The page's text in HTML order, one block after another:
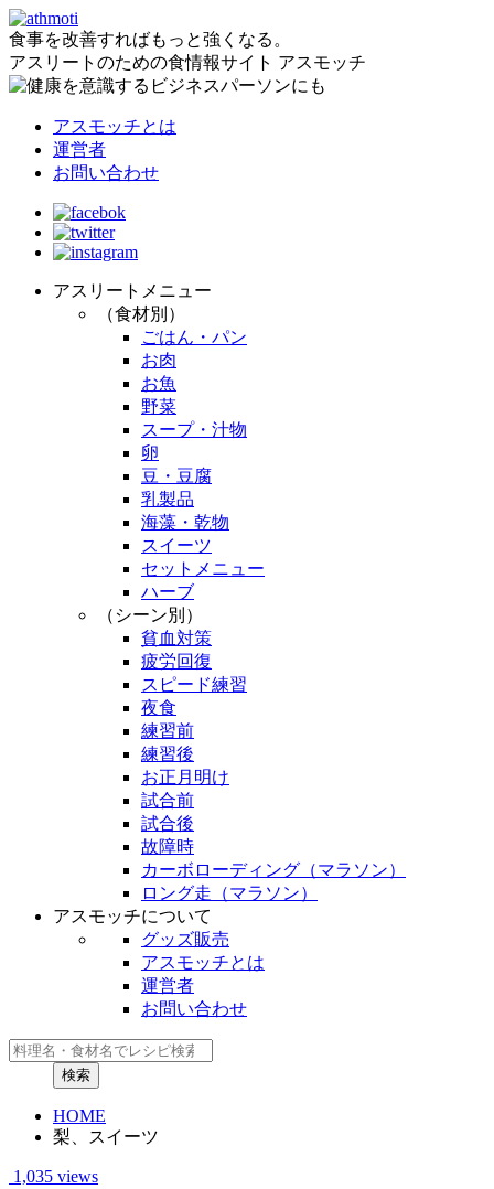
食事を改善すればもっと強くなる。
アスリートのための食情報サイト アスモッチ
アスモッチとは
運営者
お問い合わせ
アスリートメニュー
（食材別）
ごはん・パン
お肉
お魚
野菜
スープ・汁物
卵
豆・豆腐
乳製品
海藻・乾物
スイーツ
セットメニュー
ハーブ
（シーン別）
貧血対策
疲労回復
スピード練習
夜食
練習前
練習後
お正月明け
試合前
試合後
故障時
カーボローディング（マラソン）
ロング走（マラソン）
アスモッチについて
グッズ販売
アスモッチとは
運営者
お問い合わせ
HOME
梨、スイーツ
1,035 views